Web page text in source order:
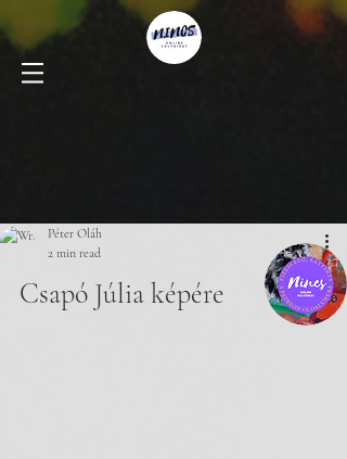
Péter Oláh
2 min read
Csapó Júlia képére